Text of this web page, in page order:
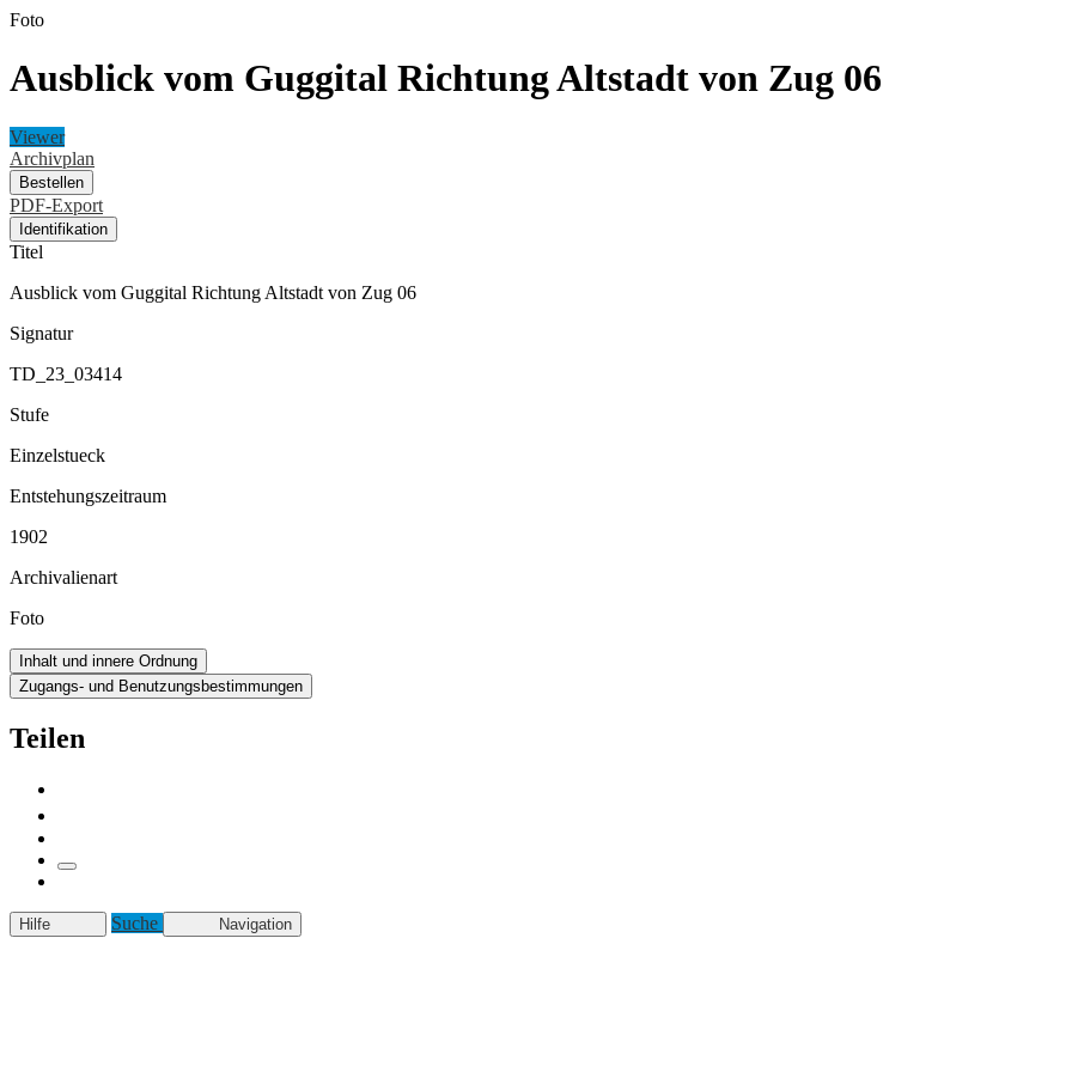
Foto
Ausblick vom Guggital Richtung Altstadt von Zug 06
Viewer
Archivplan
Bestellen
PDF-Export
Identifikation
Titel
Ausblick vom Guggital Richtung Altstadt von Zug 06
Signatur
TD_23_03414
Stufe
Einzelstueck
Entstehungszeitraum
1902
Archivalienart
Foto
Inhalt und innere Ordnung
Zugangs- und Benutzungsbestimmungen
Teilen
Hilfe Suche Navigation